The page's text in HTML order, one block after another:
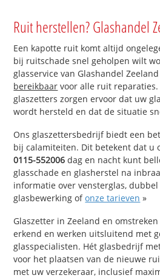
Ruit herstellen? Glashandel
Een kapotte ruit komt altijd
bij ruitschade snel geholpen wilt
glasservice van Glashandel
bereikbaar voor alle ruit reparaties.
glaszetters zorgen ervoor dat uw
wordt hersteld en dat de situatie
Ons glaszettersbedrijf biedt een
bij calamiteiten. Dit betekent dat u
0115-552006 dag en nacht kunt
glasschade en glasherstel na
informatie over vensterglas, dubbel
glasbewerking ofonze tarieven »
Glaszetter in Zeeland en omstreken
erkend en werken uitsluitend met
glasspecialisten. Hét glasbedrijf
voor het plaatsen van de nieuwe
met uw verzekeraar, inclusief